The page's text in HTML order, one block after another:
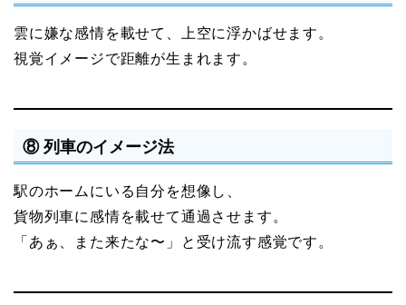
雲に嫌な感情を載せて、上空に浮かばせます。
視覚イメージで距離が生まれます。
⑧ 列車のイメージ法
駅のホームにいる自分を想像し、
貨物列車に感情を載せて通過させます。
「あぁ、また来たな〜」と受け流す感覚です。